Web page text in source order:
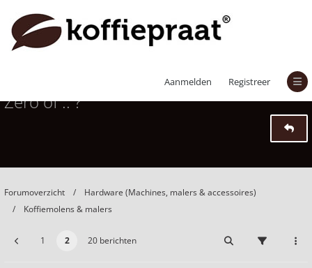
Aanmelden Registreer
advies gevraagd: Lagom Casa of Niche
Zero of .. ?
Forumoverzicht
Hardware (Machines, malers & accessoires)
Koffiemolens & malers
1 2 20 berichten